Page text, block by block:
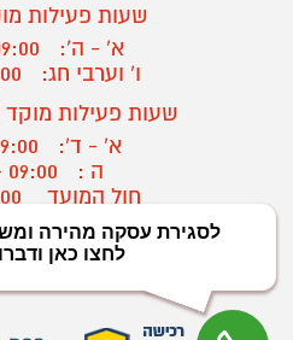
שעות פעילות
א' - ה':
- 18:00
ו' וערבי חג:
שעות פעילות מוקד
א' - ד':
- 16:30
ה :
09:00 - 16:00
חול המועד
? יצירת קשר/